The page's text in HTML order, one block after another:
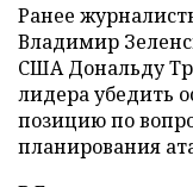
Ранее
Владимир
США Дональду
лидера убедить
позицию по
планирования